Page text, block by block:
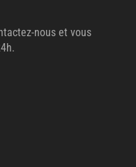
nous et vous